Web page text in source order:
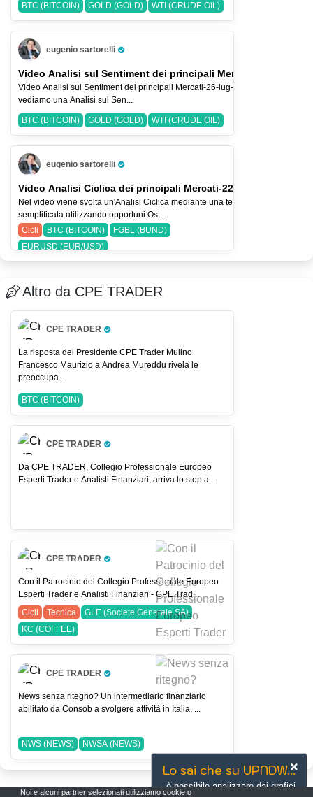
BTC (BITCOIN) GOLD (GOLD) WTI (CRUDE OIL)
eugenio sartorelli
Pro Trader
Video Analisi sul Sentiment dei principali Mercati-26-lug-2026
Video Analisi sul Sentiment dei principali Mercati-26-lug-2026 Nel Video
vediamo una Analisi sul Sen...
BTC (BITCOIN) GOLD (GOLD) WTI (CRUDE OIL)
eugenio sartorelli
Pro Trader
Video Analisi Ciclica dei principali Mercati-22-lug-26
Nel video viene svolta un'Analisi Ciclica mediante una tecnica
semplificata utilizzando opportuni Os...
Cicli
BTC (BITCOIN)
FGBL (BUND)
EURUSD (EUR/USD)
Altro da CPE TRADER
CPE TRADER
Pro Trader
La risposta del Presidente CPE Trader Mulino
Francesco Maurizio a Andrea Mureddu rivela le
preoccupa...
BTC (BITCOIN)
CPE TRADER
Pro Trader
Da CPE TRADER, Collegio Professionale Europeo
Esperti Trader e Analisti Finanziari, arriva lo stop a...
CPE TRADER
Pro Trader
Con il Patrocinio del Collegio Professionale Europeo
Esperti Trader e Analisti Finanziari - CPE Trad...
Cicli
Tecnica
GLE (Societe Generale SA)
KC (COFFEE)
CPE TRADER
Pro Trader
News senza ritegno? Un intermediario finanziario
abilitato da Consob a svolgere attività in Italia, ...
NWS (NEWS) NWSA (NEWS)
Lo sai che su UPNDW...
è possibile analizzare dai grafici
Noi e alcuni partner selezionati utilizziamo cookie o